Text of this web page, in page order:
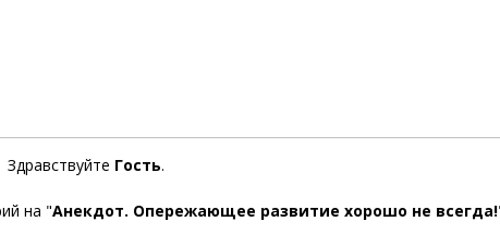
Здравствуйте Гость.
на "Анекдот. Опережающее развитие хорошо не всегда!